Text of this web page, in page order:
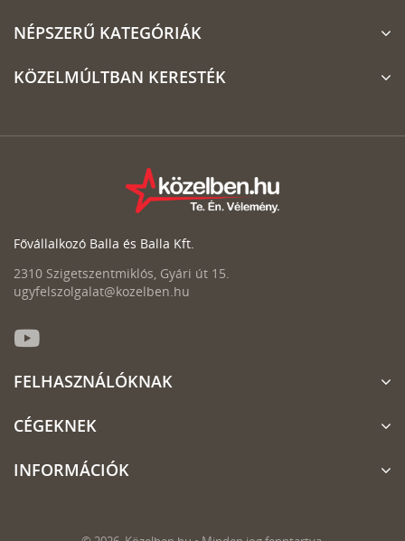
NÉPSZERŰ KATEGÓRIÁK
KÖZELMÚLTBAN KERESTÉK
Fővállalkozó Balla és Balla Kft.
2310 Szigetszentmiklós, Gyári út 15.
ugyfelszolgalat@kozelben.hu
FELHASZNÁLÓKNAK
CÉGEKNEK
INFORMÁCIÓK